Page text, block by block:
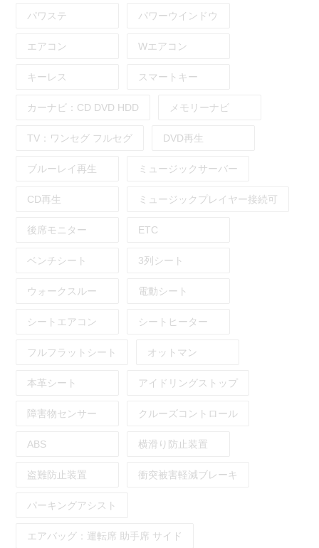
パワステ パワーウインドウ
エアコン Wエアコン
キーレス スマートキー
カーナビ： CD DVD HDD メモリーナビ
TV： ワンセグ フルセグ DVD再生
ブルーレイ再生 ミュージックサーバー
CD再生 ミュージックプレイヤー接続可
後席モニター ETC
ベンチシート 3列シート
ウォークスルー 電動シート
シートエアコン シートヒーター
フルフラットシート オットマン
本革シート アイドリングストップ
障害物センサー クルーズコントロール
ABS 横滑り防止装置
盗難防止装置 衝突被害軽減ブレーキ
パーキングアシスト
エアバッグ： 運転席 助手席 サイド